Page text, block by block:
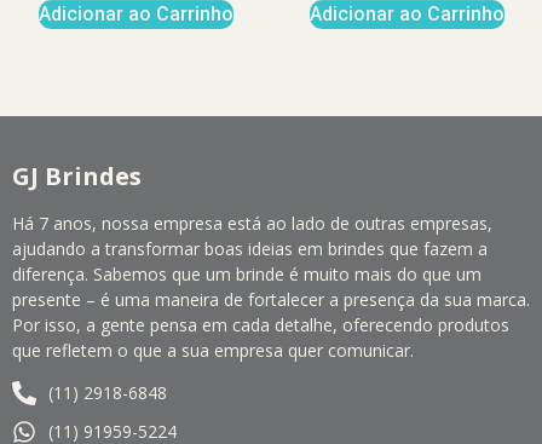
Adicionar ao Carrinho Adicionar ao Carrinho
GJ Brindes
Há 7 anos, nossa empresa está ao lado de outras empresas,
ajudando a transformar boas ideias em brindes que fazem a
diferença. Sabemos que um brinde é muito mais do que um
presente – é uma maneira de fortalecer a presença da sua marca.
Por isso, a gente pensa em cada detalhe, oferecendo produtos
que refletem o que a sua empresa quer comunicar.
(11) 2918-6848
(11) 91959-5224